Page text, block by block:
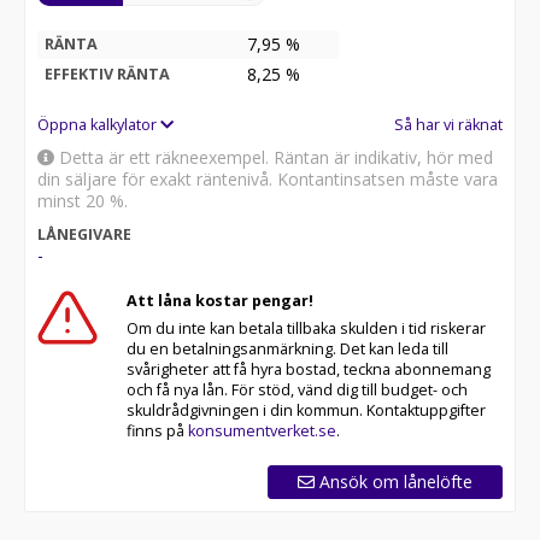
RÄNTA 7,95 %
EFFEKTIV RÄNTA 8,25 %
Öppna kalkylator Så har vi räknat
Detta är ett räkneexempel. Räntan är indikativ, hör med
din säljare för exakt räntenivå. Kontantinsatsen måste vara
minst 20 %.
LÅNEGIVARE
-
Att låna kostar pengar!
Om du inte kan betala tillbaka skulden i tid riskerar
du en betalningsanmärkning. Det kan leda till
svårigheter att få hyra bostad, teckna abonnemang
och få nya lån. För stöd, vänd dig till budget- och
skuldrådgivningen i din kommun. Kontaktuppgifter
finns på konsumentverket.se.
Ansök om lånelöfte